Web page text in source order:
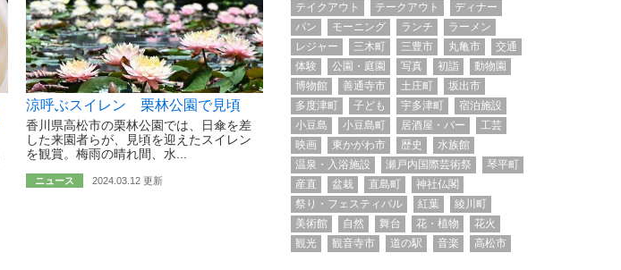
涼呼ぶスイレン 栗林公園で見頃
香川県高松市の栗林公園では、日傘を差
した来園者らが、見頃を迎えたスイレン
を観賞。梅雨の晴れ間、水...
ニュース 2024.03.12 更新
テイクアウト
テークアウト
ディナー
パン
モーニング ランチ
ラーメン
レジャー
三木町 三豊市 丸亀市
交通
体験
公園・庭園 写真 初詣
動物園
博物館
善通寺市 土庄町
坂出市
多度津町
子ども 宇多津町
宿泊施設
小豆島
小豆島町 居酒屋・バー
工芸
映画
東かがわ市 歴史
水族館
温泉・入浴施設
瀬戸内国際芸術祭
琴平町
産直
盆栽 直島町
神社仏閣
祭り・フェスティバル
紅葉
綾川町
美術館
自然 舞台 花・植物
花火
観光
観音寺市 道の駅 音楽 高松市